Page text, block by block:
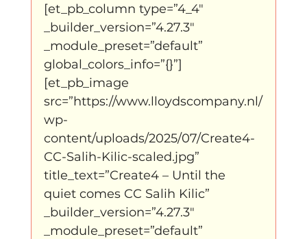
[et_pb_column type=”4_4″
_builder_version=”4.27.3″
_module_preset=”default”
global_colors_info=”{}”]
[et_pb_image
src=”https://www.lloydscompany.nl/
wp-
content/uploads/2025/07/Create4-
CC-Salih-Kilic-scaled.jpg”
title_text=”Create4 – Until the
quiet comes CC Salih Kilic”
_builder_version=”4.27.3″
_module_preset=”default”